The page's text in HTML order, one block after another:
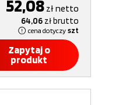
52,08 złnetto
64,06 złbrutto
cena dotyczy szt
Zapytaj o
produkt